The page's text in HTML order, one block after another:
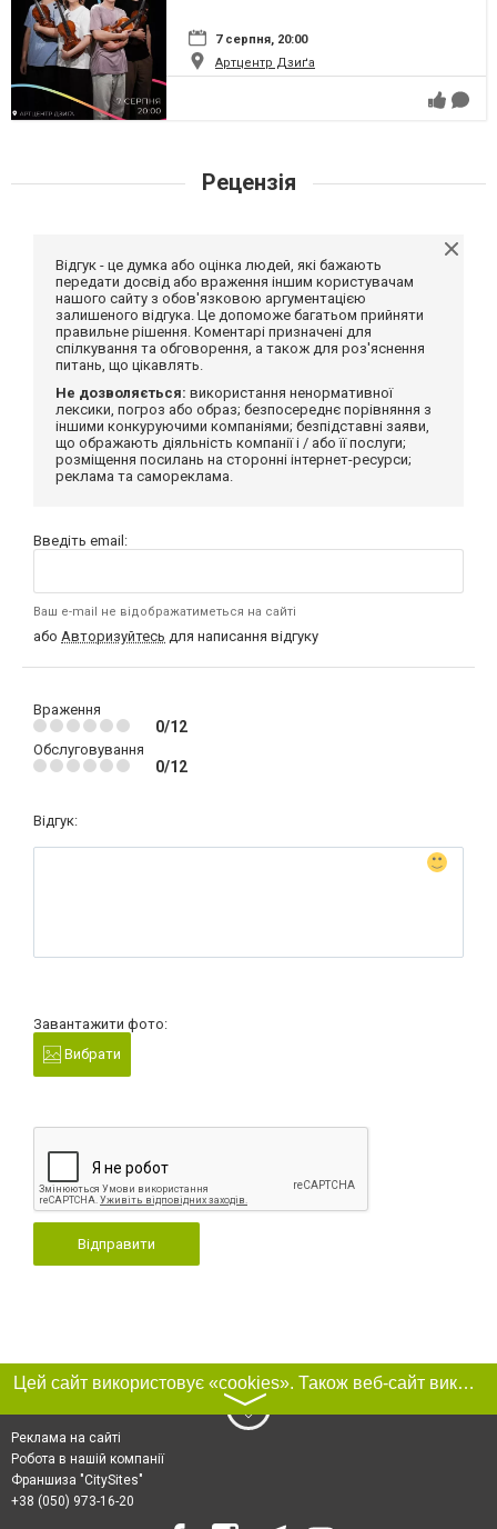
7 серпня, 20:00
Артцентр Дзиґа
Рецензія
Відгук - це думка або оцінка людей, які бажають
передати досвід або враження іншим користувачам
нашого сайту з обов'язковою аргументацією
залишеного відгука. Це допоможе багатьом прийняти
правильне рішення. Коментарі призначені для
спілкування та обговорення, а також для роз'яснення
питань, що цікавлять.
Не дозволяється: використання ненормативної
лексики, погроз або образ; безпосереднє порівняння з
іншими конкуруючими компаніями; безпідставні заяви,
що ображають діяльність компанії і / або її послуги;
розміщення посилань на сторонні інтернет-ресурси;
реклама та самореклама.
Введіть email:
Ваш e-mail не відображатиметься на сайті
або Авторизуйтесь для написання відгуку
Враження
0/12
Обслуговування
0/12
Відгук:
Завантажити фото:
Вибрати
Відправити
Цей сайт використовує «cookies». Також веб-сайт використовує інтернет-сервіс для збору технічних даних стосовно відвідувачів з метою отримання маркетингової та статистичної інформації. Умови обробки даних відвідувачів сайту див.
〉
Реклама на сайті
Робота в нашій компанії
Франшиза "CitySites"
+38 (050) 973-16-20